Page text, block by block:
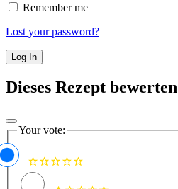
Remember me
Lost your password?
Dieses Rezept bewerten
Your vote: